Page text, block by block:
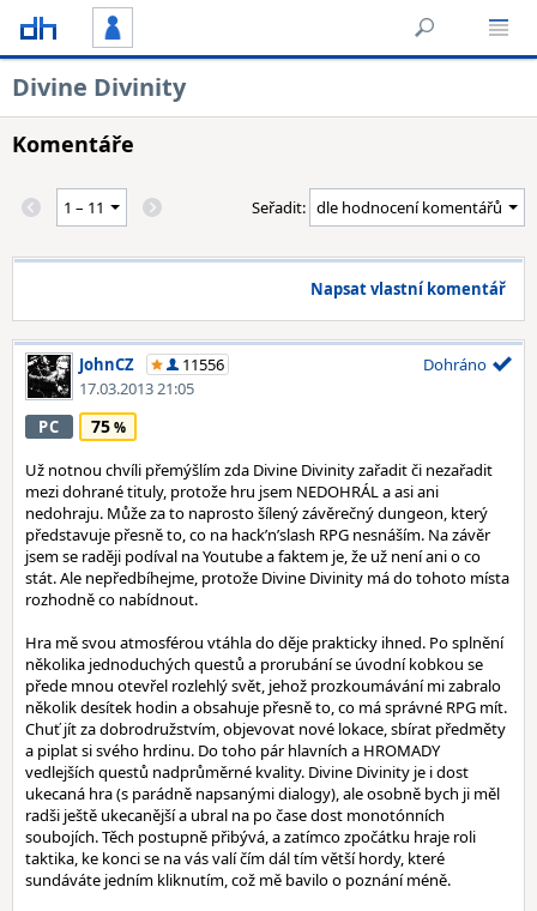
Divine Divinity
Komentáře
Seřadit:
Napsat vlastní komentář
JohnCZ
11556
17.03.2013 21:05
Dohráno
PC 75
Už notnou chvíli přemýšlím zda Divine Divinity zařadit či nezařadit
mezi dohrané tituly, protože hru jsem NEDOHRÁL a asi ani
nedohraju. Může za to naprosto šílený závěrečný dungeon, který
představuje přesně to, co na hack’n’slash RPG nesnáším. Na závěr
jsem se raději podíval na Youtube a faktem je, že už není ani o co
stát. Ale nepředbíhejme, protože Divine Divinity má do tohoto místa
rozhodně co nabídnout.
Hra mě svou atmosférou vtáhla do děje prakticky ihned. Po splnění
několika jednoduchých questů a prorubání se úvodní kobkou se
přede mnou otevřel rozlehlý svět, jehož prozkoumávání mi zabralo
několik desítek hodin a obsahuje přesně to, co má správné RPG mít.
Chuť jít za dobrodružstvím, objevovat nové lokace, sbírat předměty
a piplat si svého hrdinu. Do toho pár hlavních a HROMADY
vedlejších questů nadprůměrné kvality. Divine Divinity je i dost
ukecaná hra (s parádně napsanými dialogy), ale osobně bych ji měl
radši ještě ukecanější a ubral na po čase dost monotónních
soubojích. Těch postupně přibývá, a zatímco zpočátku hraje roli
taktika, ke konci se na vás valí čím dál tím větší hordy, které
sundáváte jedním kliknutím, což mě bavilo o poznání méně.